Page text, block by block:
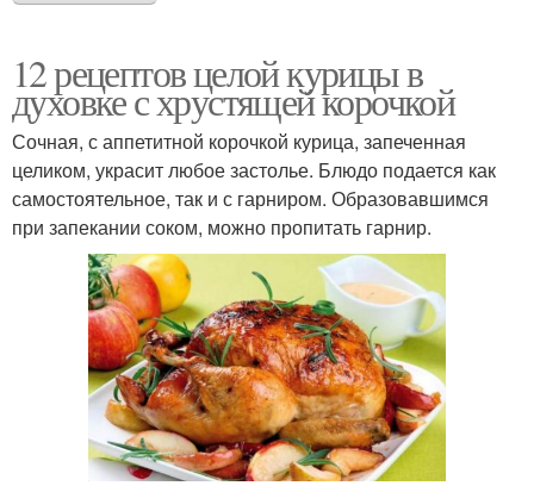
12 рецептов целой курицы в
духовке с хрустящей корочкой
Сочная, с аппетитной корочкой курица, запеченная
целиком, украсит любое застолье. Блюдо подается как
самостоятельное, так и с гарниром. Образовавшимся
при запекании соком, можно пропитать гарнир.